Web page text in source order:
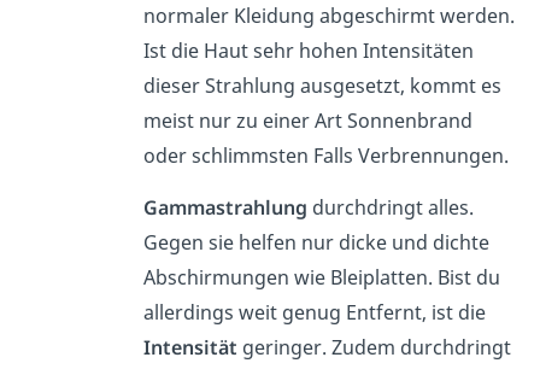
normaler Kleidung abgeschirmt werden.
Ist die Haut sehr hohen Intensitäten
dieser Strahlung ausgesetzt, kommt es
meist nur zu einer Art Sonnenbrand
oder schlimmsten Falls Verbrennungen.
Gammastrahlung durchdringt alles.
Gegen sie helfen nur dicke und dichte
Abschirmungen wie Bleiplatten. Bist du
allerdings weit genug Entfernt, ist die
Intensität geringer. Zudem durchdringt